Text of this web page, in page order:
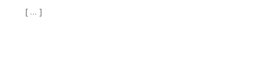
[ … ]